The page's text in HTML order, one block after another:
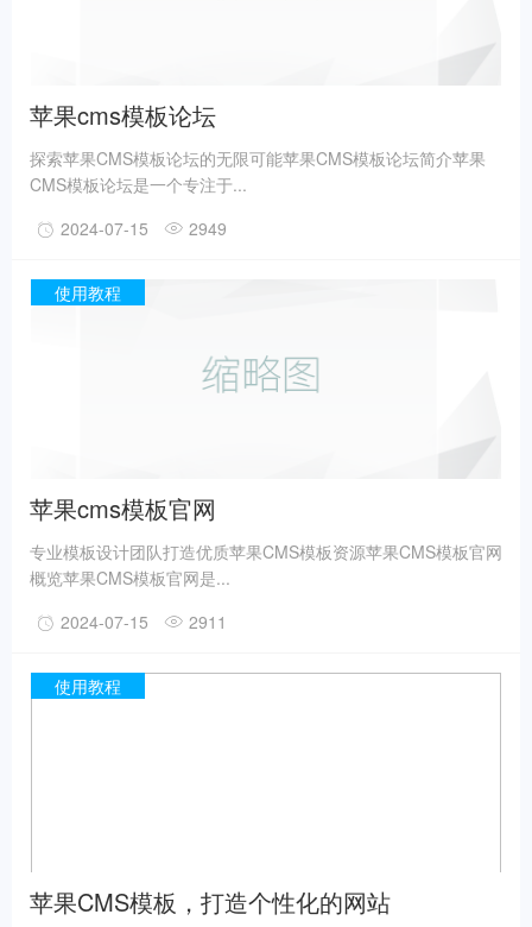
苹果cms模板论坛
探索苹果CMS模板论坛的无限可能苹果CMS模板论坛简介苹果
CMS模板论坛是一个专注于...
2024-07-15
2949
使用教程
苹果cms模板官网
专业模板设计团队打造优质苹果CMS模板资源苹果CMS模板官网
概览苹果CMS模板官网是...
2024-07-15
2911
使用教程
苹果CMS模板，打造个性化的网站